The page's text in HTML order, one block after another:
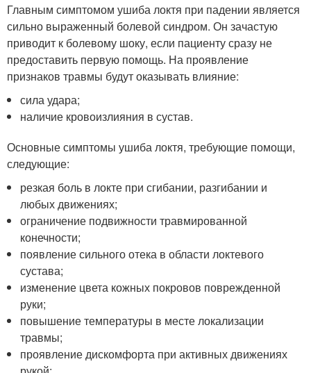
Главным симптомом ушиба локтя при падении является
сильно выраженный болевой синдром. Он зачастую
приводит к болевому шоку, если пациенту сразу не
предоставить первую помощь. На проявление
признаков травмы будут оказывать влияние:
сила удара;
наличие кровоизлияния в сустав.
Основные симптомы ушиба локтя, требующие помощи,
следующие:
резкая боль в локте при сгибании, разгибании и
любых движениях;
ограничение подвижности травмированной
конечности;
появление сильного отека в области локтевого
сустава;
изменение цвета кожных покровов поврежденной
руки;
повышение температуры в месте локализации
травмы;
проявление дискомфорта при активных движениях